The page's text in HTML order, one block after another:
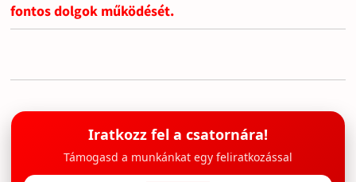
fontos dolgok működését.
Iratkozz fel a csatornára!
Támogasd a munkánkat egy feliratkozással